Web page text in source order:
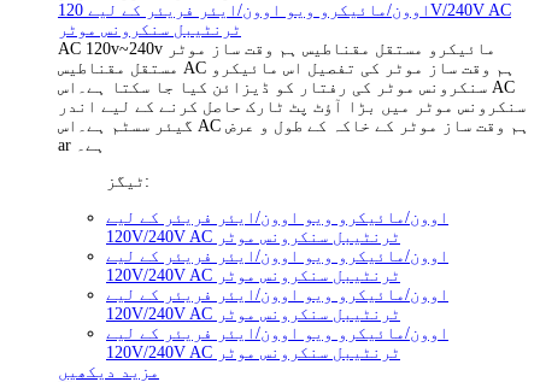
اوون/مائیکرو ویو اوون/ایئر فریئر کے لیے 120V/240V AC
ٹرنٹیبل سنکرونس موٹر
AC 120v~240v مائیکرو مستقل مقناطیس ہم وقت ساز موٹر
مستقل مقناطیس AC ہم وقت ساز موٹر کی تفصیل اس مائیکرو
سنکرونس موٹر کی رفتار کو ڈیزائن کیا جا سکتا ہے۔اس AC
سنکرونس موٹر میں بڑا آؤٹ پٹ ٹارک حاصل کرنے کے لیے اندر
گیئر سسٹم ہے۔اس AC ہم وقت ساز موٹر کے خاکہ کے طول و عرض
ar ہے۔
ٹیگز:
اوون/مائیکرو ویو اوون/ایئر فریئر کے لیے
120V/240V AC ٹرنٹیبل سنکرونس موٹر
اوون/مائیکرو ویو اوون/ایئر فریئر کے لیے
120V/240V AC ٹرنٹیبل سنکرونس موٹر
اوون/مائیکرو ویو اوون/ایئر فریئر کے لیے
120V/240V AC ٹرنٹیبل سنکرونس موٹر
اوون/مائیکرو ویو اوون/ایئر فریئر کے لیے
120V/240V AC ٹرنٹیبل سنکرونس موٹر
مزید دیکھیں